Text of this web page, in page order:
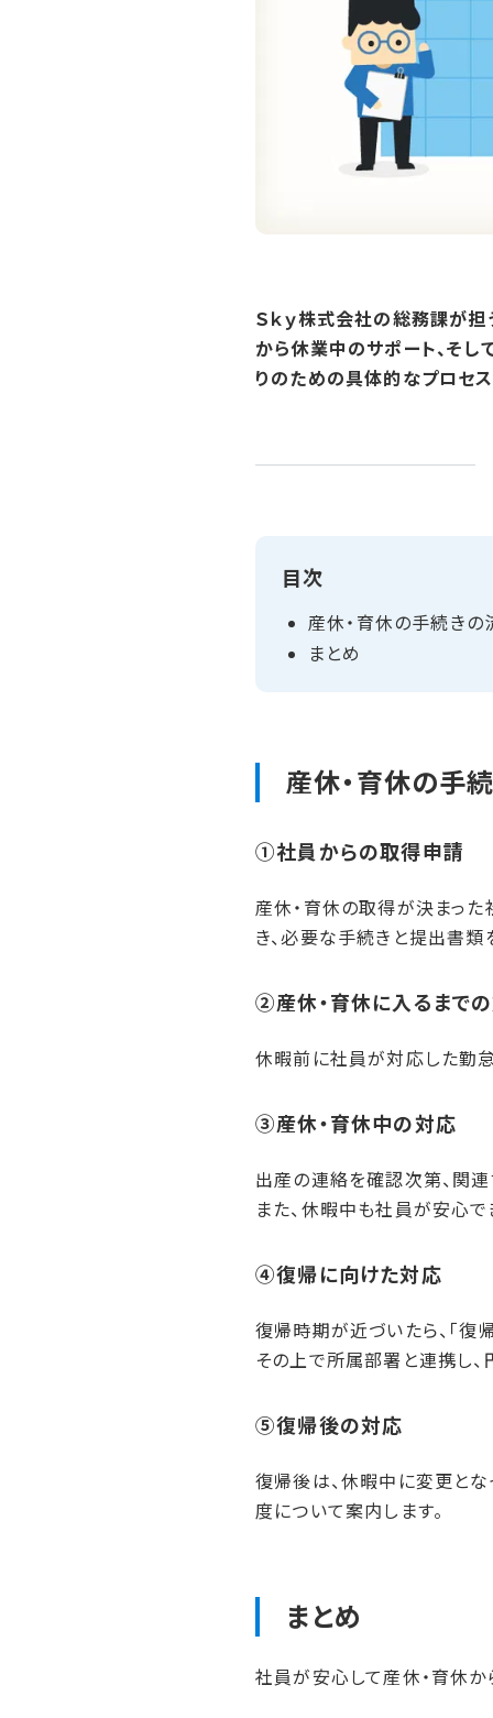
Ｓｋｙ株式会社の総務課が担
から休業中のサポート、そ
りのための具体的なプロセ
目次
産休・育休の​手続きの​
まとめ
産休・育休の​手
①社員からの​取得申請
産休・育休の取得が決まった
き、必要な手続きと提出書類
②産休・育休に​入るまで
休暇前に社員が対応した勤
③産休・育休中の​対応
出産の連絡を確認次第、関
また、休暇中も社員が安心
④復帰に​向けた​対応
復帰時期が近づいたら、「復
その上で所属部署と連携し
⑤復帰後の​対応
復帰後は、休暇中に変更と
度について案内します。
まとめ
社員が安心して産休・育休